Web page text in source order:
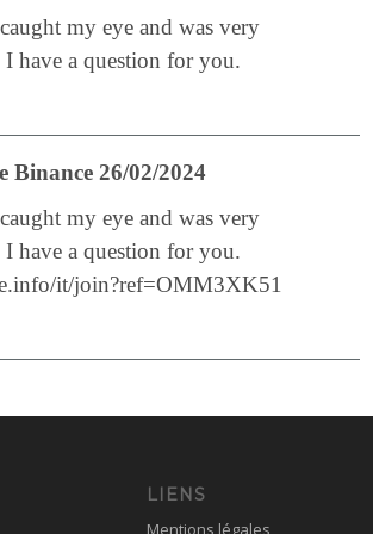
my eye and was very
have a question for you.
Binance 26/02/2024
my eye and was very
have a question for you.
it/join?ref=OMM3XK51
LIENS
Mentions légales